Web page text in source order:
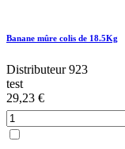
Banane mûre colis de 18.5Kg
Distributeur 923
test
29,23 €